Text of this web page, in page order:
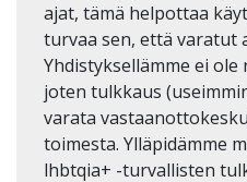
ajat, tämä helpottaa
turvaa sen, että varatut
Yhdistyksellämme ei
joten tulkkaus
varata
toimesta. Ylläpidämme
lhbtqia+ -turvallisten